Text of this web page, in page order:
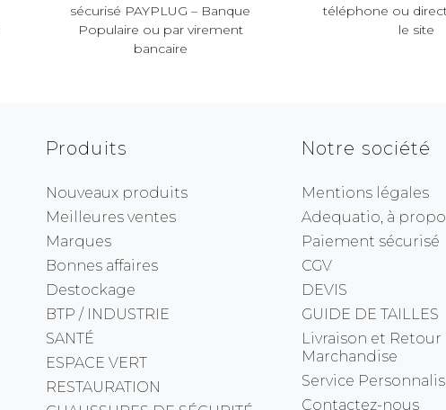
sécurisé PAYPLUG – Banque
Populaire ou par virement
bancaire
téléphone ou
le site
Produits
Nouveaux produits
Meilleures ventes
Marques
Bonnes affaires
Destockage
BTP / INDUSTRIE
SANTÉ
ESPACE VERT
RESTAURATION
Notre société
Mentions légales
Adequatio, à
Paiement sécurisé
CGV
DEVIS
GUIDE DE TAILLES
Livraison et Retour
Marchandise
Service
Contactez-nous